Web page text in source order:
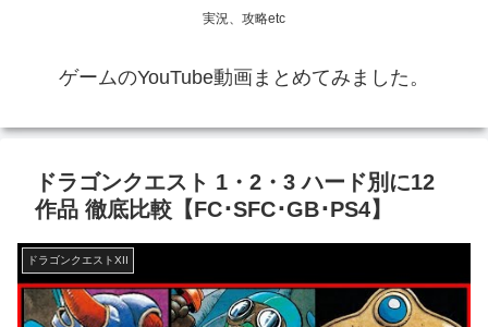
実況、攻略etc
ゲームのYouTube動画まとめてみました。
ドラゴンクエスト 1・2・3 ハード別に12
作品 徹底比較【FC･SFC･GB･PS4】
ドラゴンクエストXII